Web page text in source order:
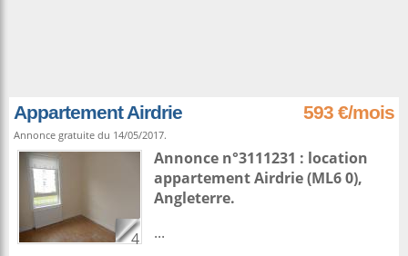
Appartement Airdrie 593 €/mois
Annonce gratuite du 14/05/2017.
4
Annonce n°3111231 : location
appartementAirdrie(ML6 0),
Angleterre.
...